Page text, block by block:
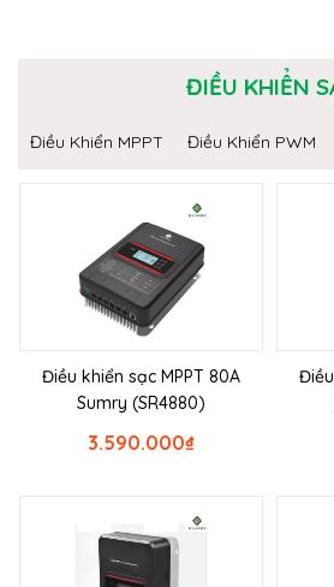
ĐIỀU KHIỂN
Điều Khiển MPPT Điều Khiển PWM
Điều khiển sạc MPPT 80A
Sumry (SR4880)
₫
3.590.000